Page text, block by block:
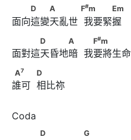
D　　A　　　      F#m
A
D A F#m Em
面向這變天亂世  我要緊握
D　　　A　       　F
A
D A F#m
面對這天昏地暗  我要將生
A7 D
A7 D
誰可  相比祢
D　　       　　G　　　
D G